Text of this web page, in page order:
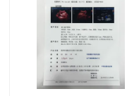
Produkte
Über uns